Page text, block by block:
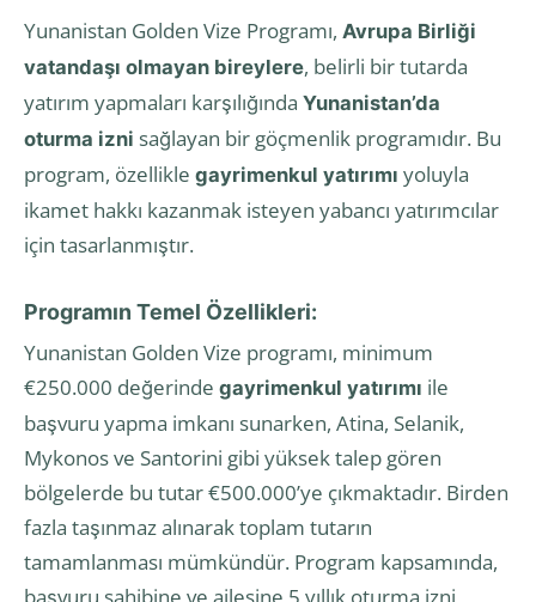
Yunanistan Golden Vize Programı, Avrupa Birliği
vatandaşı olmayan bireylere, belirli bir tutarda
yatırım yapmaları karşılığında Yunanistan’da
oturma izni sağlayan bir göçmenlik programıdır. Bu
program, özellikle gayrimenkul yatırımı yoluyla
ikamet hakkı kazanmak isteyen yabancı yatırımcılar
için tasarlanmıştır.
Programın Temel Özellikleri:
Yunanistan Golden Vize programı, minimum
€250.000 değerinde gayrimenkul yatırımı ile
başvuru yapma imkanı sunarken, Atina, Selanik,
Mykonos ve Santorini gibi yüksek talep gören
bölgelerde bu tutar €500.000’ye çıkmaktadır. Birden
fazla taşınmaz alınarak toplam tutarın
tamamlanması mümkündür. Program kapsamında,